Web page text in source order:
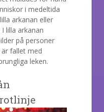
i medeltida
arkanan eller
lilla arkanan
på personer
fallet med
leken.